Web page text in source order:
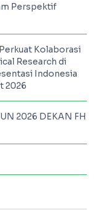
Perspektif
Kolaborasi
Research di
Indonesia
2026
2026 DEKAN FH